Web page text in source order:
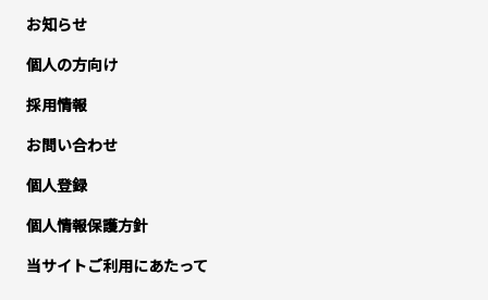
お知らせ
個人の方向け
採用情報
お問い合わせ
個人登録
個人情報保護方針
当サイトご利用にあたって